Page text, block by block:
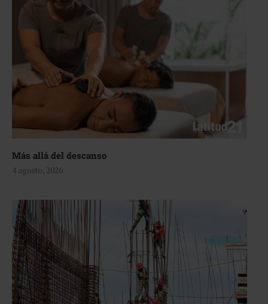
Más allá del descanso
4 agosto, 2026